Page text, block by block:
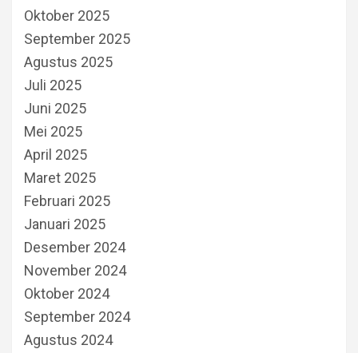
Oktober 2025
September 2025
Agustus 2025
Juli 2025
Juni 2025
Mei 2025
April 2025
Maret 2025
Februari 2025
Januari 2025
Desember 2024
November 2024
Oktober 2024
September 2024
Agustus 2024